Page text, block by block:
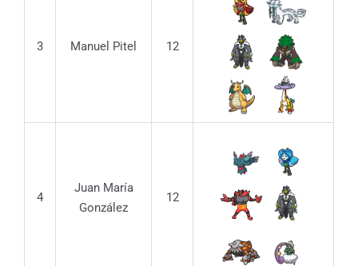
3 Manuel Pitel 12
4
Juan María
González
12